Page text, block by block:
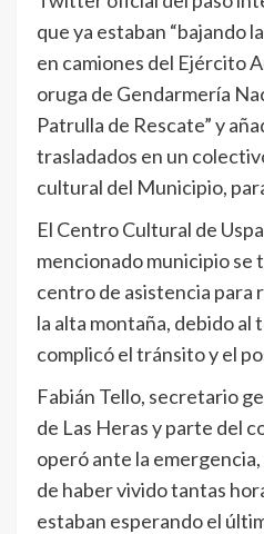
que ya estaban “bajando
en camiones del Ejército
oruga de Gendarmería
Patrulla de Rescate” y
trasladados en un
cultural del Municipio,
El Centro Cultural de
mencionado municipio se
centro de asistencia para
la alta montaña, debido al
complicó el tránsito y el
Fabián Tello, secretario
de Las Heras y parte del
operó ante la
de haber vivido tantas
estaban esperando el